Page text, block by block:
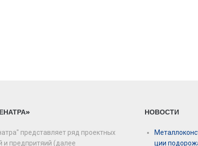
представляет ряд проектных
и предпритяий (далее
НОВОСТИ
ции